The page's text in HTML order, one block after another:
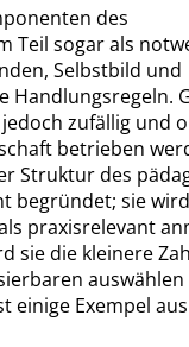
des
Teil sogar als
Selbstbild und
zufällig und
betrieben
Struktur des
begründet; sie wird
praxisrelevant
sie die kleinere
einige Exempel